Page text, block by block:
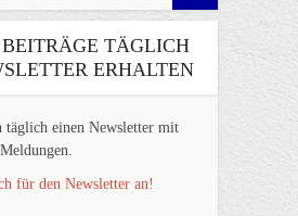
BEITRÄGE TÄGLICH
ERHALTEN
täglich einen Newsletter mit
für den Newsletter an!